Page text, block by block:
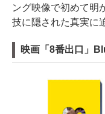
ング映像で初めて明
技に隠された真実に
映画「8番出口」